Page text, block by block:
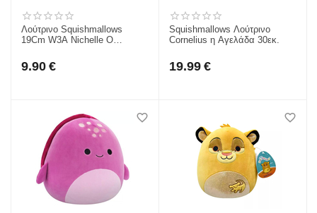
Λούτρινο Squishmallows
19Cm W3A Nichelle Ο
3
9.90 €
Squishmallows Λούτρινο
Cornelius η Αγελάδα 30εκ.
19.99 €